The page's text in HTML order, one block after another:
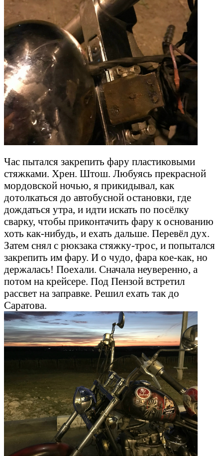
Час пытался закрепить фару пластиковыми
стяжками. Хрен. Штош. Любуясь прекрасной
мордовской ночью, я прикидывал, как
дотолкаться до автобусной остановки, где
дождаться утра, и идти искать по посёлку
сварку, чтобы приконтачить фару к основанию
хоть как-нибудь, и ехать дальше. Перевёл дух.
Затем снял с рюкзака стяжку-трос, и попытался
закрепить им фару. И о чудо, фара кое-как, но
держалась! Поехали. Сначала неуверенно, а
потом на крейсере. Под Пензой встретил
рассвет на заправке. Решил ехать так до
Саратова.